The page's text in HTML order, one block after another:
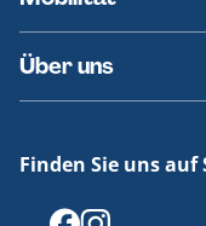
Fundsachen
Häufige Fragen
Barrierefreies Reisen
Erklärung
Über uns
Offenlegungen
Finden Sie uns auf